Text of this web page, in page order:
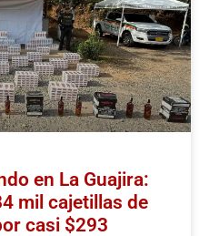
en La Guajira:
mil cajetillas de
casi $293